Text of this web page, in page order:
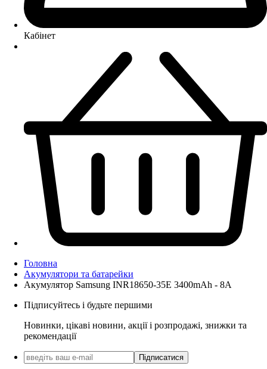
Кабінет
Головна
Акумулятори та батарейки
Акумулятор Samsung INR18650-35E 3400mAh - 8A
Підписуйтесь і будьте першими
Новинки, цікаві новини, акції і розпродажі, знижки та
рекомендації
Підписатися